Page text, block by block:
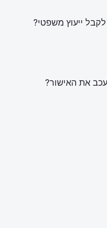
ייעוץ משפטי?